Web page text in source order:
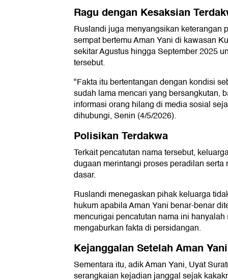
Ragu dengan Kesaksian
Ruslandi juga menyangsikan keterangan
sempat bertemu Aman Yani di kawasan
sekitar Agustus hingga September 2025
tersebut.
"Fakta itu bertentangan dengan kondisi
sudah lama mencari yang bersangkutan,
informasi orang hilang di media sosial
dihubungi, Senin (4/5/2026).
Polisikan Terdakwa
Terkait pencatutan nama tersebut,
dugaan merintangi proses peradilan
dasar.
Ruslandi menegaskan pihak keluarga
hukum apabila Aman Yani benar-benar
mencurigai pencatutan nama ini
mengaburkan fakta di persidangan.
Kejanggalan Setelah Aman
Sementara itu, adik Aman Yani, Uyat
serangkaian kejadian janggal sejak